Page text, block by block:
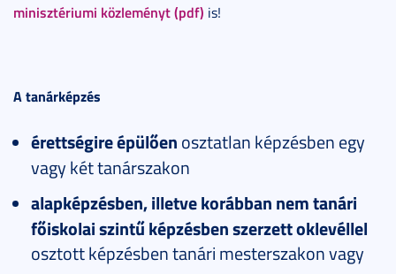
minisztériumi közleményt (pdf) is!
A tanárképzés
érettségireépülően osztatlan képzésben egy
vagy két tanárszakon
alapképzésben, illetve korábban nem tanári
főiskolai szintű képzésben szerzett oklevéllel
osztott képzésben tanári mesterszakon vagy